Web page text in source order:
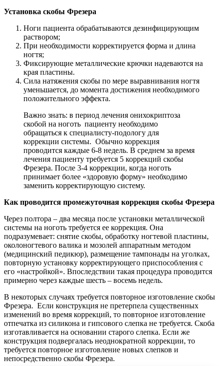
Установка скобы Фрезера
Ноги пациента обрабатываются дезинфицирующим
раствором;
При необходимости корректируется форма и длина
ногтя;
Фиксирующие металлические крючки надеваются на
края пластины.
Сила натяжения скобы по мере выравнивания ногтя
уменьшается, до момента достижения необходимого
положительного эффекта.
Важно знать: в период лечения онихокриптоза
скобой на ноготь пациенту необходимо
обращаться к специалисту-подологу для
коррекции системы. Обычно коррекция
проводится каждые 6-8 недель. В среднем за время
лечения пациенту требуется 5 коррекций скобы
Фрезера. После 3-4 коррекции, когда ноготь
принимает более «здоровую форму» необходимо
заменить корректирующую систему.
Как проводится промежуточная коррекция скобы Фрезера
Через полтора – два месяца после установки металлической
системы на ноготь требуется ее коррекция. Она
подразумевает: снятие скобы, обработку ногтевой пластины,
околоногтевого валика и мозолей аппаратным методом
(медицинский педикюр), размещение тампонады на уголках,
повторную установку корректирующего приспособления с
его «настройкой». Впоследствии такая процедура проводится
примерно через каждые шесть – восемь недель.
В некоторых случаях требуется повторное изготовление скобы
Фрезера. Если конструкция не претерпела существенных
изменений во время коррекций, то повторное изготовление
отпечатка из силикона и гипсового слепка не требуется. Скоба
изготавливается на основании старого слепка. Если же
конструкция подвергалась неоднократной коррекции, то
требуется повторное изготовление новых слепков и
непосредственно скобы Фрезера.